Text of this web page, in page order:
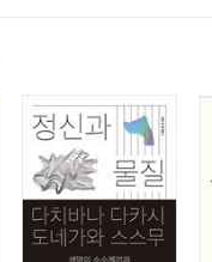
없이 즉결 처분/ 3 금줄
하는 것/ 7 왠지 모르게